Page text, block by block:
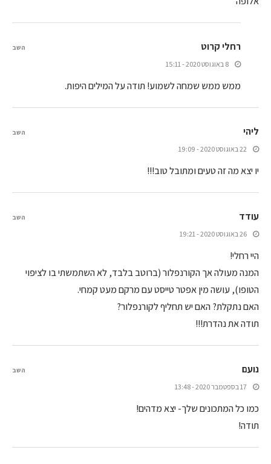
רחלי קרוט
8 באוגוסט 2020 - 15:11
ממש ממש שמחה לשמוע! תודה על המילים היפות.
השב
ליהי
22 באוגוסט 2020 - 19:09
יו יצא מה זה טעים ומתובל טוב!!!
השב
עודד
26 באוגוסט 2020 - 19:21
היי רחלי!
המנה מעולה אך הקורנפלור (ברוטב בלבד, לא השתמשתי בו לציפוי
הטופו), עושה מין אפטר טייסט עם מרקם מעט קמחי.
האם נתקלת? האם יש תחליף לקורנפלור?
תודה את נהדרת!!!
השב
נועם
17 בספטמבר 2020 - 13:48
כמו כל המתכונים שלך- יצא מדהים!
תודה!
השב